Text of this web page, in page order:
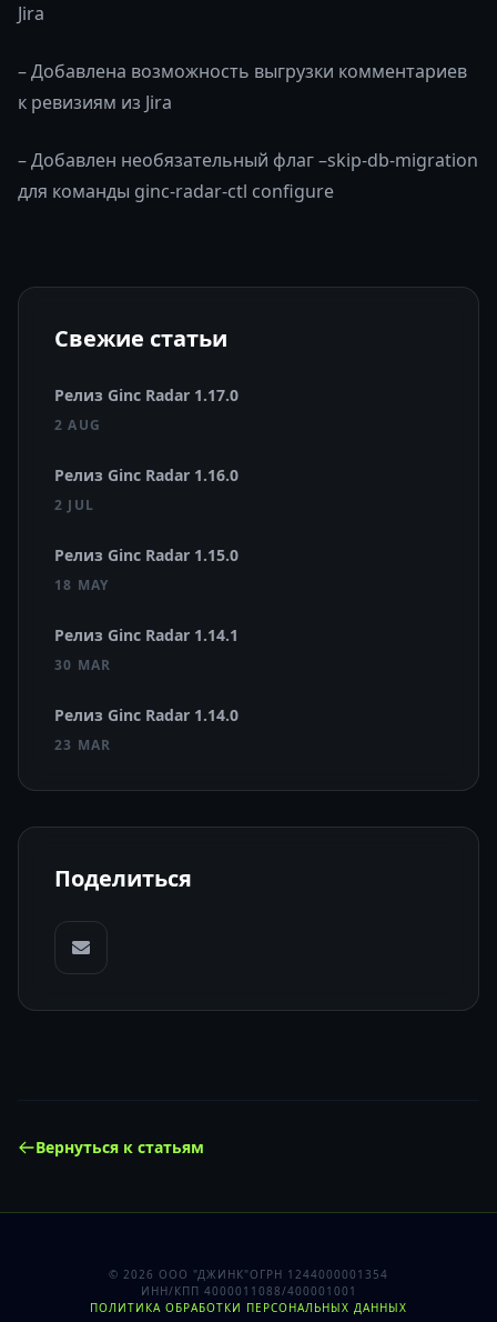
Jira
– Добавлена возможность выгрузки комментариев
к ревизиям из Jira
– Добавлен необязательный флаг –skip-db-migration
для команды ginc-radar-ctl configure
Свежие статьи
Релиз Ginc Radar 1.17.0
2 AUG
Релиз Ginc Radar 1.16.0
2 JUL
Релиз Ginc Radar 1.15.0
18 MAY
Релиз Ginc Radar 1.14.1
30 MAR
Релиз Ginc Radar 1.14.0
23 MAR
Поделиться
Вернуться к статьям
© 2026 ООО "ДЖИНК"ОГРН 1244000001354
ИНН/КПП 4000011088/400001001
ПОЛИТИКА ОБРАБОТКИ ПЕРСОНАЛЬНЫХ ДАННЫХ